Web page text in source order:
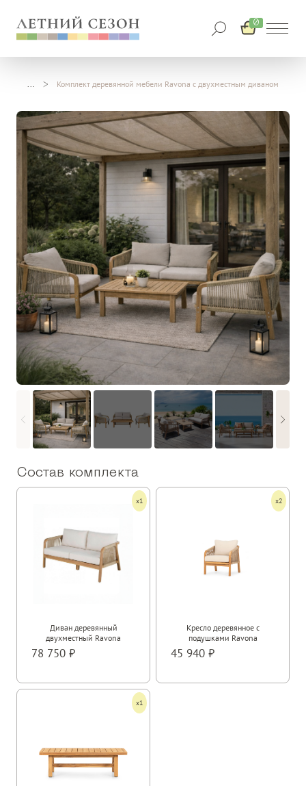
0
Комплект деревянной мебели Ravona с двухместным диваном
Состав комплекта
x1
Диван деревянный
двухместный Ravona
78 750
x2
Кресло деревянное с
подушками Ravona
45 940
x1